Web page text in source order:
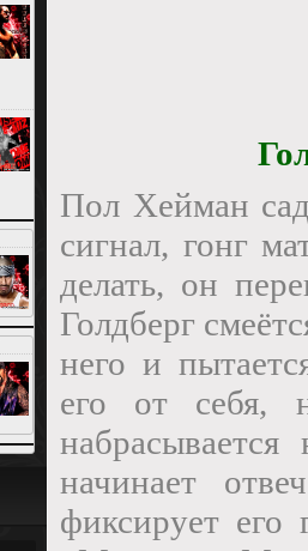
Пол Хейман
сигнал, гонг
делать, он
Голдберг
него и
его от себя,
начинает
фиксирует